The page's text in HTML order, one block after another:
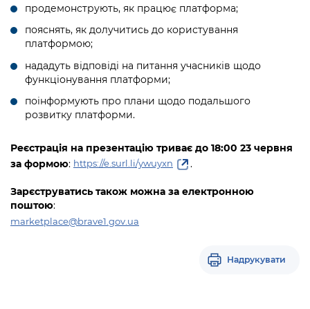
Гендерна політика
Київська міська військова адміністрація
Портал послуг
Міський застосунок Київ Цифровий
Важливе під час воєнного стану
Публічні дашборди
продемонструють, як працює платформа;
пояснять, як долучитись до користування
платформою;
нададуть відповіді на питання учасників щодо
функціонування платформи;
поінформують про плани щодо подальшого
розвитку платформи.
Реєстрація на презентацію триває до 18:00 23 червня
за формою: https://e.surl.li/ywuyxn .
Зарєструватись також можна за електронною
поштою:
marketplace@brave1.gov.ua
Надрукувати